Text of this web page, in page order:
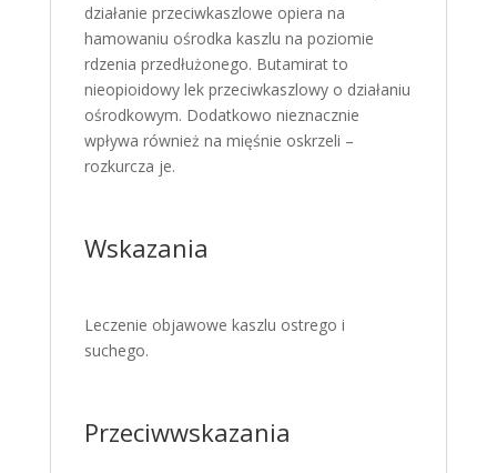
działanie przeciwkaszlowe opiera na
hamowaniu ośrodka kaszlu na poziomie
rdzenia przedłużonego. Butamirat to
nieopioidowy lek przeciwkaszlowy o działaniu
ośrodkowym. Dodatkowo nieznacznie
wpływa również na mięśnie oskrzeli –
rozkurcza je.
Wskazania
Leczenie objawowe kaszlu ostrego i
suchego.
Przeciwwskazania